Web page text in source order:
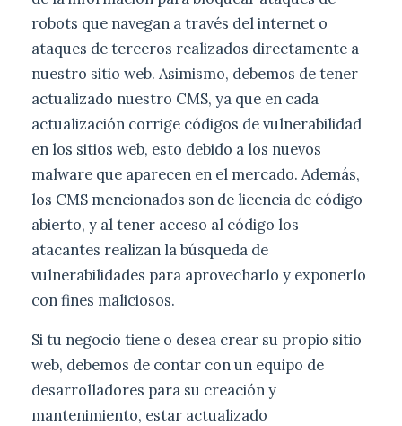
robots que navegan a través del internet o
ataques de terceros realizados directamente a
nuestro sitio web. Asimismo, debemos de tener
actualizado nuestro CMS, ya que en cada
actualización corrige códigos de vulnerabilidad
en los sitios web, esto debido a los nuevos
malware que aparecen en el mercado. Además,
los CMS mencionados son de licencia de código
abierto, y al tener acceso al código los
atacantes realizan la búsqueda de
vulnerabilidades para aprovecharlo y exponerlo
con fines maliciosos.
Si tu negocio tiene o desea crear su propio sitio
web, debemos de contar con un equipo de
desarrolladores para su creación y
mantenimiento, estar actualizado